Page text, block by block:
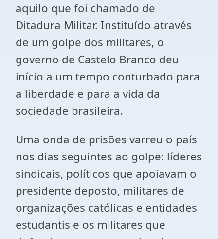
aquilo que foi chamado de
Ditadura Militar. Instituído através
de um golpe dos militares, o
governo de Castelo Branco deu
início a um tempo conturbado para
a liberdade e para a vida da
sociedade brasileira.
Uma onda de prisões varreu o país
nos dias seguintes ao golpe: líderes
sindicais, políticos que apoiavam o
presidente deposto, militares de
organizações católicas e entidades
estudantis e os militares que